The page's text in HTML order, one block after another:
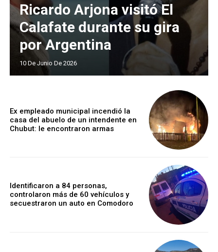
Ricardo Arjona visitó El
Calafate durante su gira
por Argentina
10 De Junio De 2026
Ex empleado municipal incendió la
casa del abuelo de un intendente en
Chubut: le encontraron armas
Identificaron a 84 personas,
controlaron más de 60 vehículos y
secuestraron un auto en Comodoro